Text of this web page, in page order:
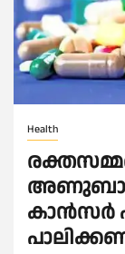
Health
കാൻസര്‍